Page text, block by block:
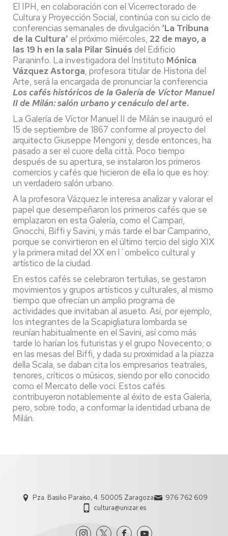
El IPH, en colaboración con el Vicerrectorado de
Cultura y Proyección Social, continúa con su ciclo de
conferencias semanales de divulgación ‘La Tribuna
de la Cultura’ el próximo miércoles, 22 de mayo, a
las 19 h en la sala Pilar Sinués del Edificio
Paraninfo. La investigadora del Instituto Mónica
Vázquez Astorga, profesora titular de Historia del
Arte, será la encargada de pronunciar la conferencia
Los cafés históricos de la Galería de Víctor Manuel
II de Milán: salón urbano y cenáculo del arte.
La Galería de Víctor Manuel II de Milán se inauguró el
15 de septiembre de 1867 conforme al proyecto del
arquitecto Giuseppe Mengoni y, desde entonces, ha
pasado a ser el cuore della città. Poco tiempo
después de su apertura, se instalaron los primeros
comercios y cafés que hicieron de ella lo que es hoy:
un verdadero salón urbano.
A la profesora Vázquez le interesa analizar y valorar el
papel que desempeñaron los primeros cafés que se
emplazaron en esta Galería, como el Campari,
Gnocchi, Biffi y Savini, y más tarde el bar Camparino,
porque se convirtieron en el último tercio del siglo XIX
y la primera mitad del XX en l´ombelico cultural y
artístico de la ciudad.
En estos cafés se celebraron tertulias, se gestaron
movimientos y grupos artísticos y culturales, al mismo
tiempo que ofrecían un amplio programa de
actividades que invitaban al asueto. Así, por ejemplo,
los integrantes de la Scapigliatura lombarda se
reunían habitualmente en el Savini, así como más
tarde lo harían los futuristas y el grupo Novecento; o
en las mesas del Biffi, y dada su proximidad a la piazza
della Scala, se daban cita los empresarios teatrales,
tenores, críticos o músicos, siendo por ello conocido
como el Mercato delle voci. Estos cafés
contribuyeron notablemente al éxito de esta Galería,
pero, sobre todo, a conformar la identidad urbana de
Milán.
Pza. Basilio Paraíso, 4. 50005 Zaragoza
976 762 609
cultura@unizar.es